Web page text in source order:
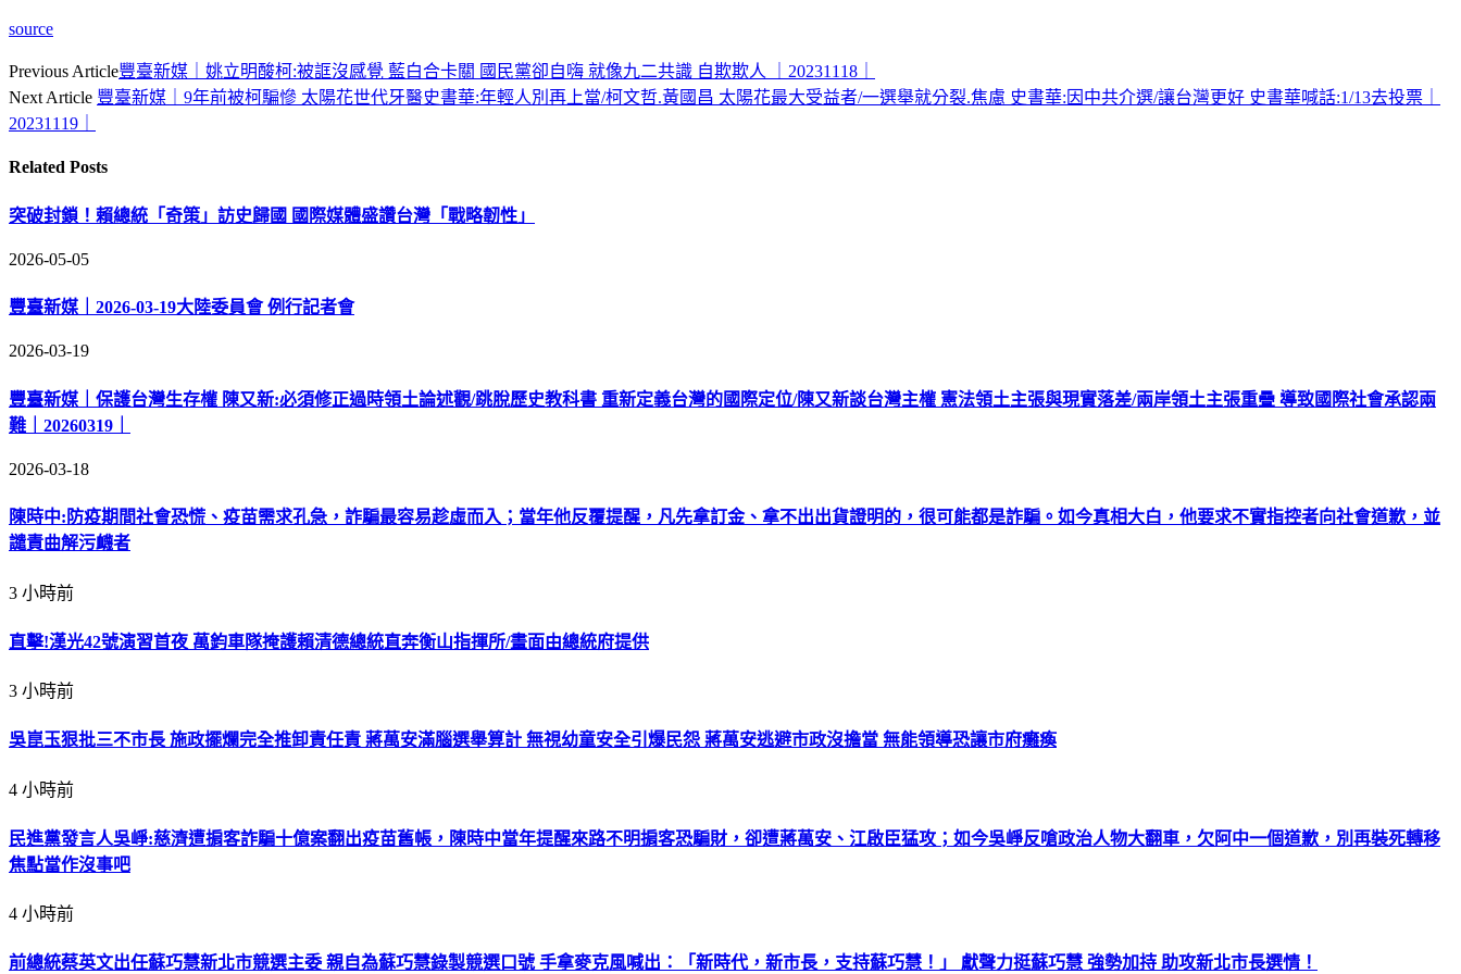
source
Previous Article豐臺新媒｜姚立明酸柯:被誆沒感覺 藍白合卡關 國民黨卻自嗨 就像九二共識 自欺欺人 ｜20231118｜
Next Article 豐臺新媒｜9年前被柯騙慘 太陽花世代牙醫史書華:年輕人別再上當/柯文哲.黃國昌 太陽花最大受益者/一選舉就分裂.焦慮 史書華:因中共介選/讓台灣更好 史書華喊話:1/13去投票｜
20231119｜
Related Posts
突破封鎖！賴總統「奇策」訪史歸國 國際媒體盛讚台灣「戰略韌性」
2026-05-05
豐臺新媒｜2026-03-19大陸委員會 例行記者會
2026-03-19
豐臺新媒｜保護台灣生存權 陳又新:必須修正過時領土論述觀/跳脫歷史教科書 重新定義台灣的國際定位/陳又新談台灣主權 憲法領土主張與現實落差/兩岸領土主張重疊 導致國際社會承認兩
難｜20260319｜
2026-03-18
陳時中:防疫期間社會恐慌、疫苗需求孔急，詐騙最容易趁虛而入；當年他反覆提醒，凡先拿訂金、拿不出出貨證明的，很可能都是詐騙。如今真相大白，他要求不實指控者向社會道歉，並
譴責曲解污衊者
3 小時前
直擊!漢光42號演習首夜 萬鈞車隊掩護賴清德總統直奔衡山指揮所/畫面由總統府提供
3 小時前
吳崑玉狠批三不市長 施政擺爛完全推卸責任責 蔣萬安滿腦選舉算計 無視幼童安全引爆民怨 蔣萬安逃避市政沒擔當 無能領導恐讓市府癱瘓
4 小時前
民進黨發言人吳崢:慈濟遭掮客詐騙十億案翻出疫苗舊帳，陳時中當年提醒來路不明掮客恐騙財，卻遭蔣萬安、江啟臣猛攻；如今吳崢反嗆政治人物大翻車，欠阿中一個道歉，別再裝死轉移
焦點當作沒事吧
4 小時前
前總統蔡英文出任蘇巧慧新北市競選主委 親自為蘇巧慧錄製競選口號 手拿麥克風喊出：「新時代，新市長，支持蘇巧慧！」 獻聲力挺蘇巧慧 強勢加持 助攻新北市長選情！